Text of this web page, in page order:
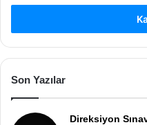
Son Yazılar
Direksiyon